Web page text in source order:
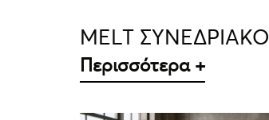
MELT ΣΥΝΕΔΡΙΑΚΟ
Περισσότερα +